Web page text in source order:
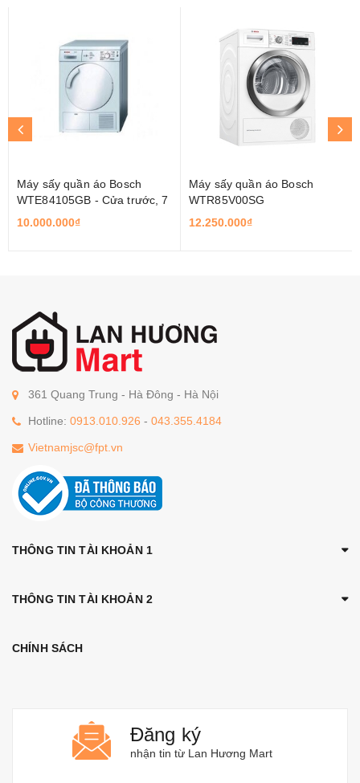
Máy sấy quần áo Bosch
WTE84105GB - Cửa trước, 7
Kg
10.000.000₫
Máy sấy quần áo Bosch
WTR85V00SG
12.250.000₫
361 Quang Trung - Hà Đông - Hà Nội
Hotline: 0913.010.926 - 043.355.4184
Vietnamjsc@fpt.vn
THÔNG TIN TÀI KHOẢN 1
THÔNG TIN TÀI KHOẢN 2
CHÍNH SÁCH
Đăng ký
nhận tin từ Lan Hương Mart